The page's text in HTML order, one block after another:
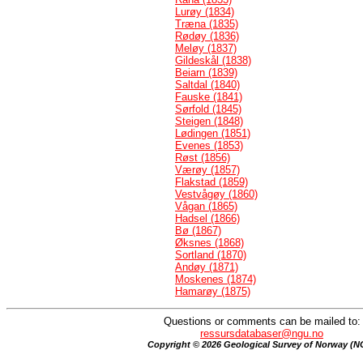
Lurøy (1834)
Træna (1835)
Rødøy (1836)
Meløy (1837)
Gildeskål (1838)
Beiarn (1839)
Saltdal (1840)
Fauske (1841)
Sørfold (1845)
Steigen (1848)
Lødingen (1851)
Evenes (1853)
Røst (1856)
Værøy (1857)
Flakstad (1859)
Vestvågøy (1860)
Vågan (1865)
Hadsel (1866)
Bø (1867)
Øksnes (1868)
Sortland (1870)
Andøy (1871)
Moskenes (1874)
Hamarøy (1875)
Questions or comments can be mailed to:
ressursdatabaser@ngu.no
Copyright © 2026 Geological Survey of Norway